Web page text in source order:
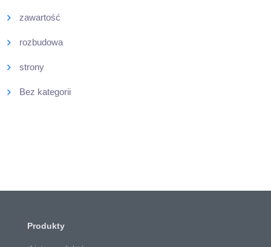
zawartość
rozbudowa
strony
Bez kategorii
Produkty